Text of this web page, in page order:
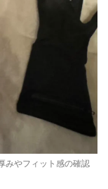
みやフィット感の確認